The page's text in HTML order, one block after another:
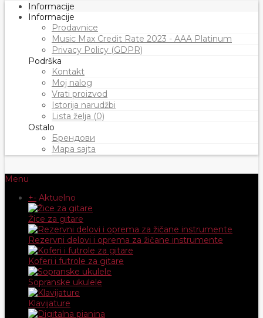
Informacije
Informacije
Prodavnice
Music Max Credit Rate 2023 - AAA Platinum
Privacy Policy (GDPR)
Podrška
Kontakt
Moj nalog
Vrati proizvod
Istorija narudžbi
Lista želja (0)
Ostalo
Брендови
Mapa sajta
Menu
+- Aktuelno
Žice za gitare
Rezervni delovi i oprema za žičane instrumente
Koferi i futrole za gitare
Sopranske ukulele
Klavijature